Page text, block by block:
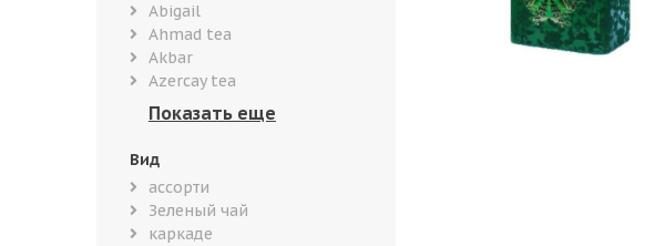
Abigail
Ahmad tea
Akbar
Azercay tea
Вид
ассорти
Зеленый чай
каркаде